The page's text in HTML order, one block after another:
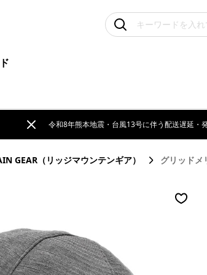
令和8年熊本地震・台風13号に伴う配送遅延・
GEAR（リッジマウンテンギア） グリッドメ